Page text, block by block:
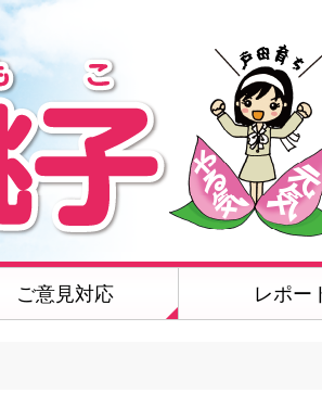
ご意見対応 レポー